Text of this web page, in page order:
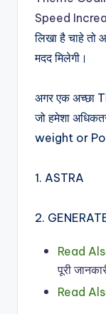
Speed
लिखा है चाहे
मदद मिलेगी।
अगर एक अच्छा
जो हमेशा
weight or
1. ASTRA
2.
Read
पूरी
Read